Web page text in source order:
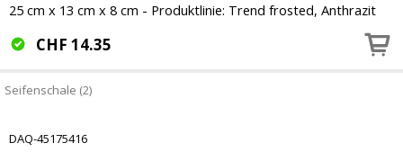
25 cm x 13 cm x 8 cm - Produktlinie: Trend frosted, Anthrazit
CHF 14.35
Seifenschale (2)
DAQ-45175416